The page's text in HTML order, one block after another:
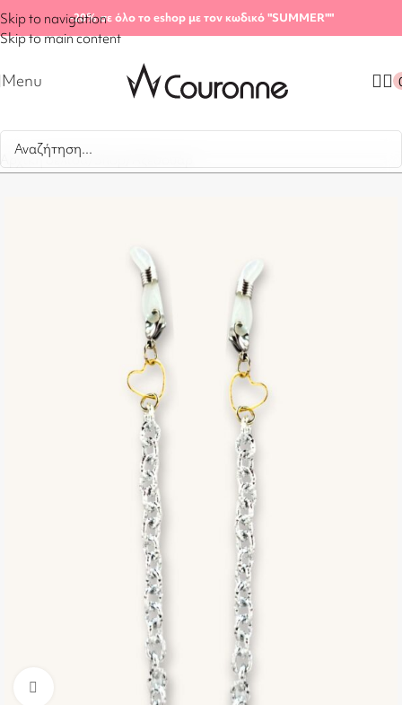
Skip to navigation
Skip to main content
-20%σε όλο το eshop με τον κωδικό "SUMMER""
Menu
Αρχική σελίδα